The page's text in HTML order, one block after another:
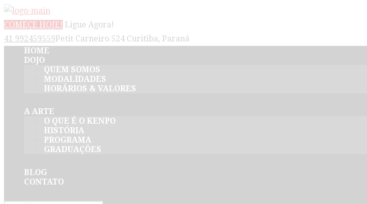
COMEÇE HOJE! Ligue Agora!
41 992459559Petit Carneiro 524 Curitiba, Paraná
HOME
DOJO
QUEM SOMOS
MODALIDADES
HORÁRIOS & VALORES
A ARTE
O QUE É O KENPO
HISTÓRIA
PROGRAMA
GRADUAÇÕES
BLOG
CONTATO